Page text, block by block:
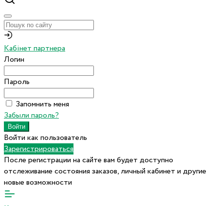
Кабінет партнера
Логин
Пароль
Запомнить меня
Забыли пароль?
Войти как пользователь
Зарегистрироваться
После регистрации на сайте вам будет доступно
отслеживание состояния заказов, личный кабинет и другие
новые возможности